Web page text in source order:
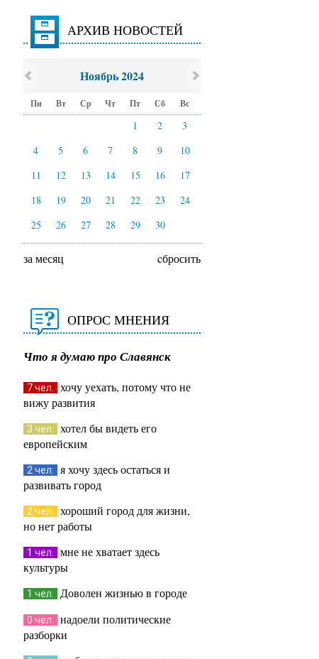
АРХИВ НОВОСТЕЙ
Ноябрь 2024
Пн Вт Ср Чт Пт Сб Вс
1 2
3
4
5 6 7 8 9
10
11
12 13 14 15 16
17
18
19 20 21 22 23
24
25
26 27 28 29 30
за месяц cбросить
ОПРОС МНЕНИЯ
Что я думаю про Славянск
7 чел.
хочу уехать, потому что не
вижу развития
3 чел.
хотел бы видеть его
европейским
2 чел.
я хочу здесь остаться и
развивать город
2 чел.
хороший город для жизни,
но нет работы
1 чел.
мне не хватает здесь
культуры
1 чел. Доволен жизнью в городе
0 чел.
надоели политические
разборки